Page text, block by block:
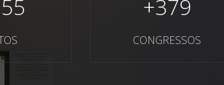
+379
CONGRESSOS